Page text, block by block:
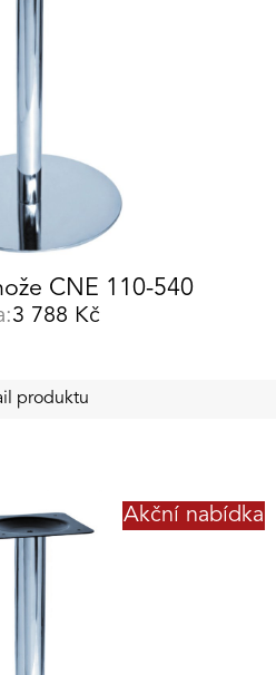
CNE 110-540
3 788 Kč
produktu
Akční nabídka